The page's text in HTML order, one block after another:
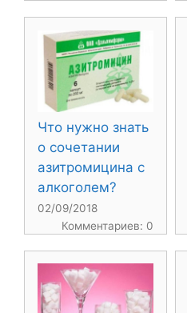
Что нужно знать
о сочетании
азитромицина с
алкоголем?
02/09/2018
Комментариев: 0